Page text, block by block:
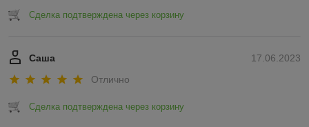
Сделка подтверждена через корзину
17.06.2023
Саша
Отлично
Сделка подтверждена через корзину